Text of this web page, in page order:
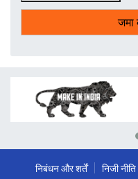
निबंधन और शर्तें निजी नीति